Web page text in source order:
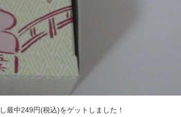
最中249円(税込)をゲットしました！